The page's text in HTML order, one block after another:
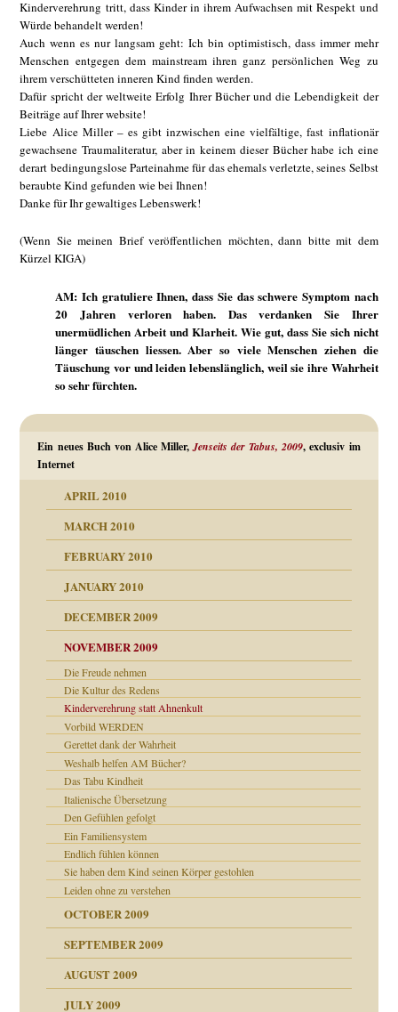
Kinderverehrung tritt, dass Kinder in ihrem Aufwachsen mit Respekt und
Würde behandelt werden!
Auch wenn es nur langsam geht: Ich bin optimistisch, dass immer mehr
Menschen entgegen dem mainstream ihren ganz persönlichen Weg zu
ihrem verschütteten inneren Kind finden werden.
Dafür spricht der weltweite Erfolg Ihrer Bücher und die Lebendigkeit der
Beiträge auf Ihrer website!
Liebe Alice Miller – es gibt inzwischen eine vielfältige, fast inflationär
gewachsene Traumaliteratur, aber in keinem dieser Bücher habe ich eine
derart bedingungslose Parteinahme für das ehemals verletzte, seines Selbst
beraubte Kind gefunden wie bei Ihnen!
Danke für Ihr gewaltiges Lebenswerk!
(Wenn Sie meinen Brief veröffentlichen möchten, dann bitte mit dem
Kürzel KIGA)
AM: Ich gratuliere Ihnen, dass Sie das schwere Symptom nach
20 Jahren verloren haben. Das verdanken Sie Ihrer
unermüdlichen Arbeit und Klarheit. Wie gut, dass Sie sich nicht
länger täuschen liessen. Aber so viele Menschen ziehen die
Täuschung vor und leiden lebenslänglich, weil sie ihre Wahrheit
so sehr fürchten.
Ein neues Buch von Alice Miller,Jenseits der Tabus, 2009, exclusiv im
Internet
APRIL 2010
MARCH 2010
FEBRUARY 2010
JANUARY 2010
DECEMBER 2009
NOVEMBER 2009
Die Freude nehmen
Die Kultur des Redens
Kinderverehrung statt Ahnenkult
Vorbild WERDEN
Gerettet dank der Wahrheit
Weshalb helfen AM Bücher?
Das Tabu Kindheit
Italienische Übersetzung
Den Gefühlen gefolgt
Ein Familiensystem
Endlich fühlen können
Sie haben dem Kind seinen Körper gestohlen
Leiden ohne zu verstehen
OCTOBER 2009
SEPTEMBER 2009
AUGUST 2009
JULY 2009